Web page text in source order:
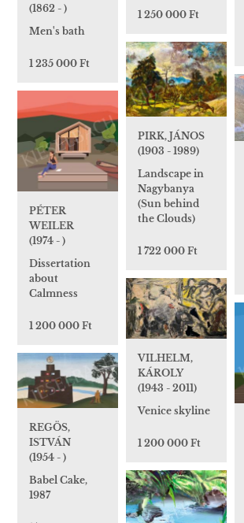
1 250 000 Ft
(1862 - )
Men's bath
1 235 000 Ft
PIRK, JÁNOS
(1903 - 1989)
Landscape in
Nagybanya
(Sun behind
the Clouds)
1 722 000 Ft
PÉTER
WEILER
(1974 - )
Dissertation
about
Calmness
1 200 000 Ft
VILHELM,
KÁROLY
(1943 - 2011)
Venice skyline
1 200 000 Ft
REGÖS,
ISTVÁN
(1954 - )
Babel Cake,
1987